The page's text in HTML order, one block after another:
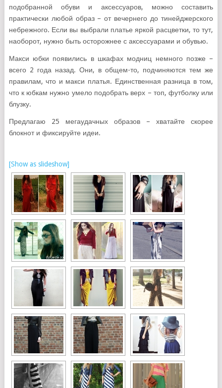
подобранной обуви и аксессуаров, можно составить
практически любой образ – от вечернего до тинейджерского
небрежного. Если вы выбрали платье яркой расцветки, то тут,
наоборот, нужно быть осторожнее с аксессуарами и обувью.
Макси юбки появились в шкафах модниц немного позже –
всего 2 года назад. Они, в общем-то, подчиняются тем же
правилам, что и макси платья. Единственная разница в том,
что к юбкам нужно умело подобрать верх – топ, футболку или
блузку.
Предлагаю 25 мегаудачных образов – хватайте скорее
блокнот и фиксируйте идеи.
[Show as slideshow]